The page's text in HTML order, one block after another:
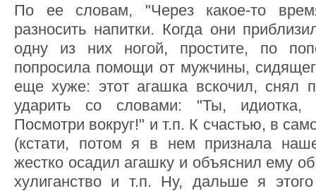
По ее словам, "Через какое-то
разносить напитки. Когда они
одну из них ногой, простите, по
попросила помощи от мужчины,
еще хуже: этот агашка вскочил, снял
ударить со словами: "Ты,
Посмотри вокруг!" и т.п. К счастью, в
(кстати, потом я в нем признала
жестко осадил агашку и объяснил ему об
хулиганство и т.п. Ну, дальше я